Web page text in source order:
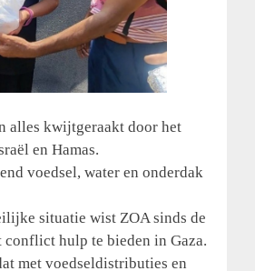
alles kwijtgeraakt door het
en Hamas.
voedsel, water en onderdak
situatie wist ZOA sinds de
conflict hulp te bieden in Gaza.
met voedseldistributies en